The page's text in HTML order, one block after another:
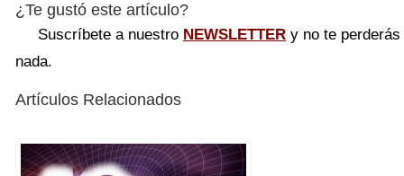
¿Te gustó este artículo?
Suscríbete a nuestro NEWSLETTER y no te perderás
nada.
Artículos Relacionados